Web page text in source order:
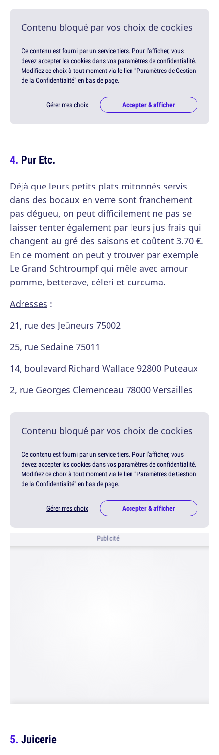
Contenu bloqué par vos choix de cookies
Ce contenu est fourni par un service tiers. Pour l'afficher, vous
devez accepter les cookies dans vos paramètres de confidentialité.
Modifiez ce choix à tout moment via le lien "Paramètres de Gestion
de la Confidentialité" en bas de page.
Gérer mes choix Accepter & afficher
Pur Etc.
Déjà que leurs petits plats mitonnés servis
dans des bocaux en verre sont franchement
pas dégueu, on peut difficilement ne pas se
laisser tenter également par leurs jus frais qui
changent au gré des saisons et coûtent 3.70 €.
En ce moment on peut y trouver par exemple
Le Grand Schtroumpf qui mêle avec amour
pomme, betterave, céleri et curcuma.
Adresses :
21, rue des Jeûneurs 75002
25, rue Sedaine 75011
14, boulevard Richard Wallace 92800 Puteaux
2, rue Georges Clemenceau 78000 Versailles
Contenu bloqué par vos choix de cookies
Ce contenu est fourni par un service tiers. Pour l'afficher, vous
devez accepter les cookies dans vos paramètres de confidentialité.
Modifiez ce choix à tout moment via le lien "Paramètres de Gestion
de la Confidentialité" en bas de page.
Gérer mes choix Accepter & afficher
Publicité
Juicerie